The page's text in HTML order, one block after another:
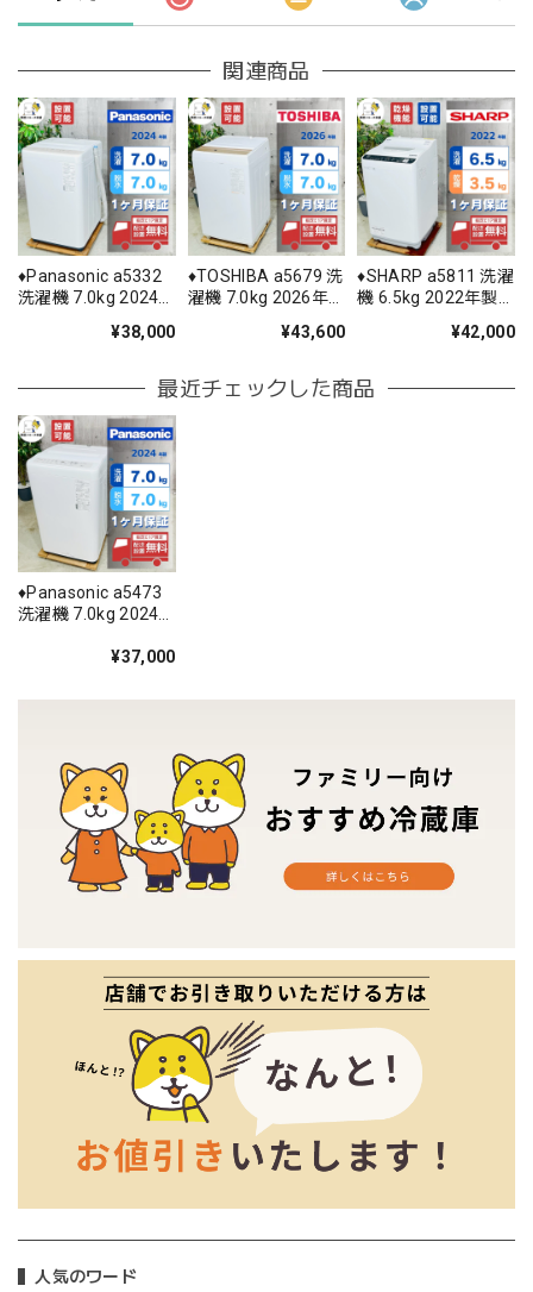
人気のワード
関連商品
♦️Panasonic a5332
洗濯機 7.0kg 2024
¥38,000
♦️TOSHIBA a5679 洗
濯機 7.0kg 2026年
¥43,600
♦️SHARP a5811 洗濯
機 6.5kg 2022年製
¥42,000
最近チェックした商品
♦️Panasonic a5473
洗濯機 7.0kg 2024
¥37,000